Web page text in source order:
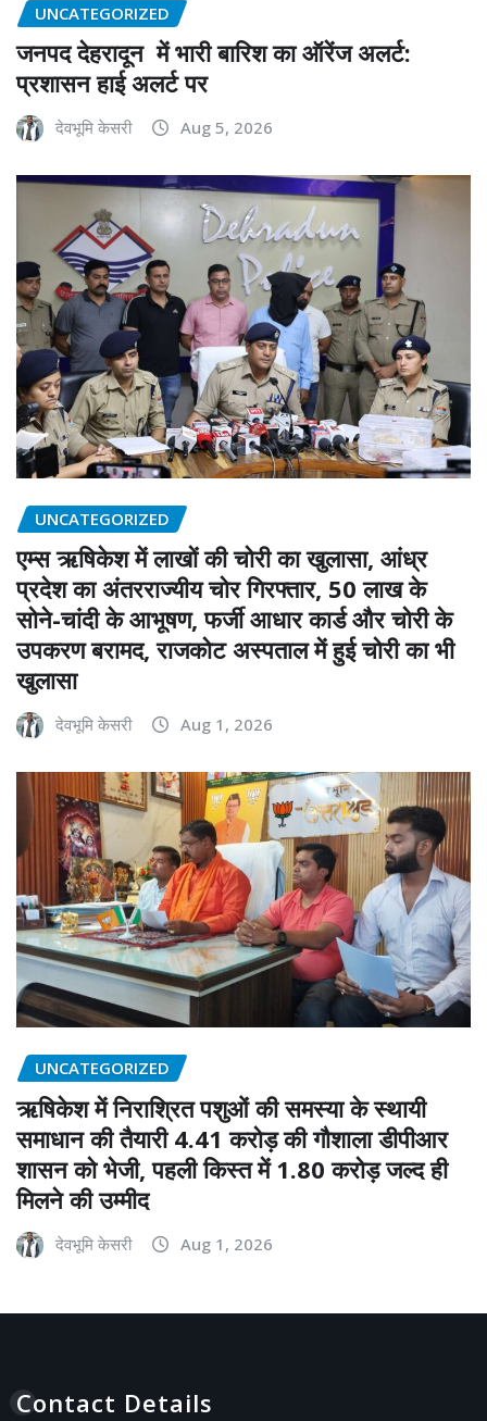
UNCATEGORIZED
जनपद देहरादून में भारी बारिश का ऑरेंज अलर्ट:
प्रशासन हाई अलर्ट पर
देवभूमि केसरी Aug 5, 2026
UNCATEGORIZED
एम्स ऋषिकेश में लाखों की चोरी का खुलासा, आंध्र
प्रदेश का अंतरराज्यीय चोर गिरफ्तार, 50 लाख के
सोने-चांदी के आभूषण, फर्जी आधार कार्ड और चोरी के
उपकरण बरामद, राजकोट अस्पताल में हुई चोरी का भी
खुलासा
देवभूमि केसरी Aug 1, 2026
UNCATEGORIZED
ऋषिकेश में निराश्रित पशुओं की समस्या के स्थायी
समाधान की तैयारी 4.41 करोड़ की गौशाला डीपीआर
शासन को भेजी, पहली किस्त में 1.80 करोड़ जल्द ही
मिलने की उम्मीद
देवभूमि केसरी Aug 1, 2026
Contact Details